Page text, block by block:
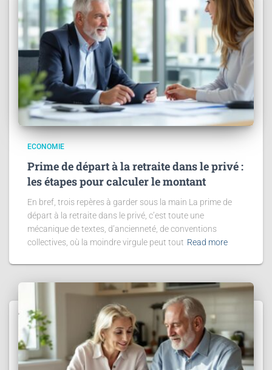
ECONOMIE
Prime de départ à la retraite dans le privé :
les étapes pour calculer le montant
En bref, trois repères à garder sous la main La prime de
départ à la retraite dans le privé, c’est toute une
mécanique de textes, d’ancienneté, de conventions
collectives, où la moindre virgule peut tout Read more